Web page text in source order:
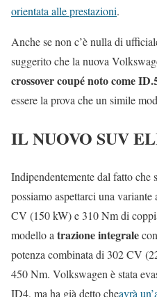
orientata alle prestazioni.
Anche se non c’è nulla di
suggerito che la nuova
crossover coupé noto come
essere la prova che un simile
IL NUOVO SUV
Indipendentemente dal fatto
possiamo aspettarci una variante
CV (150 kW) e 310 Nm di
modello a trazione integrale
potenza combinata di 302 CV
450 Nm. Volkswagen è stata
ID4, ma ha già detto cheavrà